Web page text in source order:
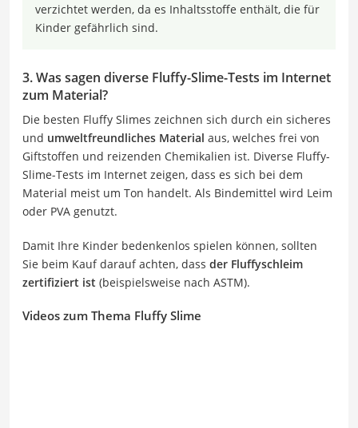
verzichtet werden, da es Inhaltsstoffe enthält, die für
Kinder gefährlich sind.
3. Was sagen diverse Fluffy-Slime-Tests im Internet
zum Material?
Die besten Fluffy Slimes zeichnen sich durch ein sicheres
und umweltfreundliches Material aus, welches frei von
Giftstoffen und reizenden Chemikalien ist. Diverse Fluffy-
Slime-Tests im Internet zeigen, dass es sich bei dem
Material meist um Ton handelt. Als Bindemittel wird Leim
oder PVA genutzt.
Damit Ihre Kinder bedenkenlos spielen können, sollten
Sie beim Kauf darauf achten, dass der Fluffyschleim
zertifiziert ist (beispielsweise nach ASTM).
Videos zum Thema Fluffy Slime